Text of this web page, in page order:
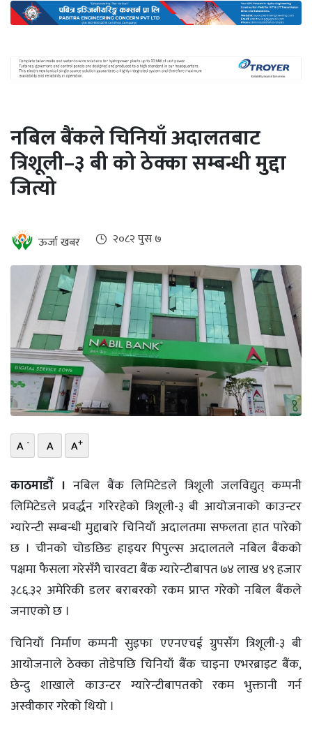
ऊर्जा
दक्षता
खबर
हरित
हाइड्रोजन
सम्पादकीय
बैंक
पर्यटन
भिडियो
छापा
खोज
प्रोफाइल
ऊर्जा
विशेष
नबिल बैंकले चिनियाँ अदालतबाट
त्रिशूली–३ बी को ठेक्का सम्बन्धी मुद्दा
जित्यो
ऊर्जा खबर २०८२ पुस ७
A - A A+
काठमाडौँ । नबिल बैंक लिमिटेडले त्रिशूली जलविद्युत् कम्पनी
लिमिटेडले प्रवर्द्धन गरिरहेको त्रिशूली-३ बी आयोजनाको काउन्टर
ग्यारेन्टी सम्बन्धी मुद्दाबारे चिनियाँ अदालतमा सफलता हात पारेको
छ । चीनको चोङछिङ हाइयर पिपुल्स अदालतले नबिल बैंकको
पक्षमा फैसला गरेसँगै चारवटा बैंक ग्यारेन्टीबापत ७४ लाख ४९ हजार
३८६‍.३२ अमेरिकी डलर बराबरको रकम प्राप्त गरेको नबिल बैंकले
जनाएको छ ।
चिनियाँ निर्माण कम्पनी सुइफा एएनएचई ग्रुपसँग त्रिशूली-३ बी
आयोजनाले ठेक्का तोडेपछि चिनियाँ बैंक चाइना एभरब्राइट बैंक,
छेन्दु शाखाले काउन्टर ग्यारेन्टीबापतको रकम भुक्तानी गर्न
अस्वीकार गरेको थियो ।